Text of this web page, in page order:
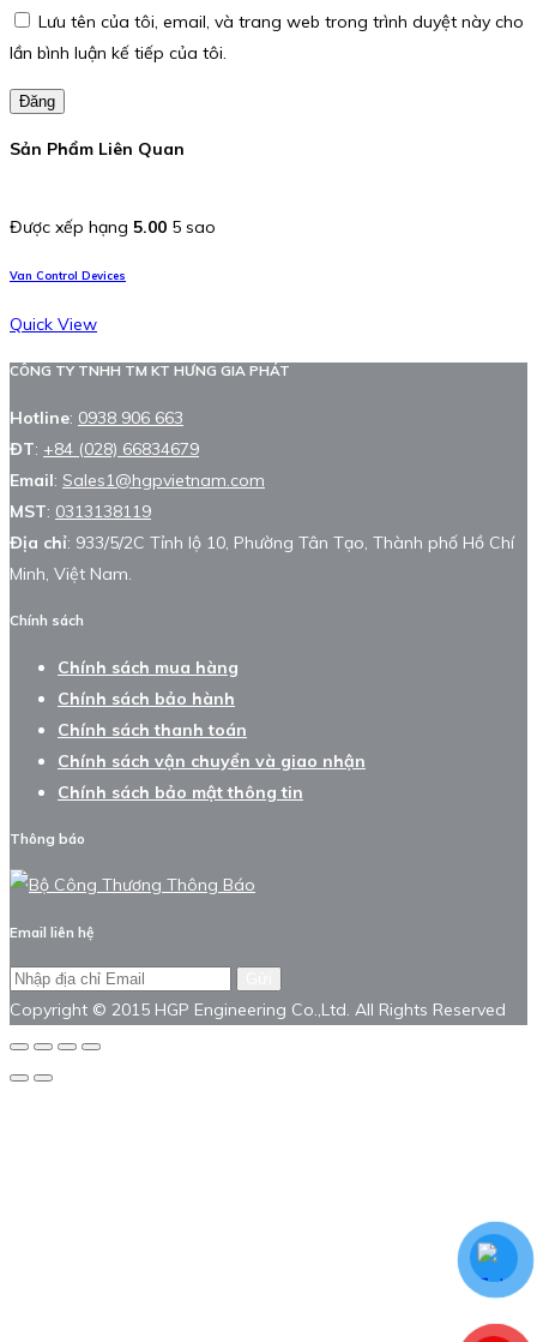
Lưu tên của tôi, email, và trang web trong trình duyệt này cho
lần bình luận kế tiếp của tôi.
Đăng
Sản Phẩm Liên Quan
Được xếp hạng 5.00 5 sao
Van Control Devices
Quick View
CÔNG TY TNHH TM KT HƯNG GIA PHÁT
Hotline: 0938 906 663
ĐT: +84 (028) 66834679
Email: Sales1@hgpvietnam.com
MST: 0313138119
Địa chỉ: 933/5/2C Tỉnh lộ 10, Phường Tân Tạo, Thành phố Hồ Chí
Minh, Việt Nam.
Chính sách
Chính sách mua hàng
Chính sách bảo hành
Chính sách thanh toán
Chính sách vận chuyển và giao nhận
Chính sách bảo mật thông tin
Thông báo
Email liên hệ
Copyright © 2015 HGP Engineering Co.,Ltd. All Rights Reserved